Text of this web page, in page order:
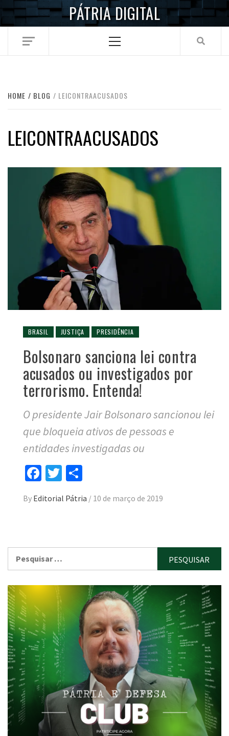
Skip
PÁTRIA DIGITAL
Menu
HOME BLOG LEICONTRAACUSADOS
LEICONTRAACUSADOS
BRASIL JUSTIÇA PRESIDÊNCIA
Bolsonaro sanciona lei contra
acusados ou investigados por
terrorismo. Entenda!
O presidente Jair Bolsonaro sancionou lei
que bloqueia ativos de pessoas e
entidades investigadas ou
Facebook
Twitter
By Editorial Pátria / 10 de março de 2019
por: